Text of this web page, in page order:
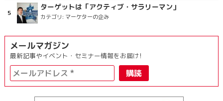
ターゲットは「アクティブ・サラリーマン」
カテゴリ: マーケターの企み
メールマガジン
最新記事やイベント・セミナー情報をお届け!